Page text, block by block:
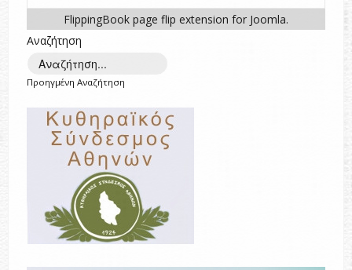
FlippingBook page flip extension for Joomla.
Αναζήτηση
Προηγμένη Αναζήτηση